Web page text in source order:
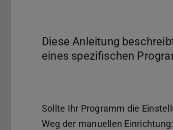
Diese Anleitung
eines spezifischen
Sollte Ihr Programm die
Weg der manuellen Einrichtung: